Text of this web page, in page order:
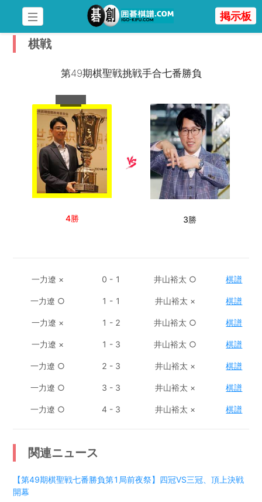
掲示板
棋戦
第49期棋聖戦挑戦手合七番勝負
👑
4勝 3勝
一力遼 × 0 - 1 井山裕太 ○ 棋譜
一力遼 ○ 1 - 1 井山裕太 × 棋譜
一力遼 × 1 - 2 井山裕太 ○ 棋譜
一力遼 × 1 - 3 井山裕太 ○ 棋譜
一力遼 ○ 2 - 3 井山裕太 × 棋譜
一力遼 ○ 3 - 3 井山裕太 × 棋譜
一力遼 ○ 4 - 3 井山裕太 × 棋譜
関連ニュース
【第49期棋聖戦七番勝負第1局前夜祭】四冠VS三冠、頂上決戦
開幕